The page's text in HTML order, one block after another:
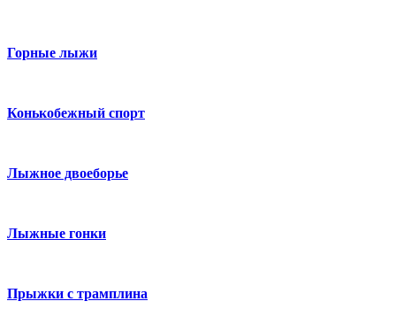
Горные лыжи
Конькобежный спорт
Лыжное двоеборье
Лыжные гонки
Прыжки с трамплина